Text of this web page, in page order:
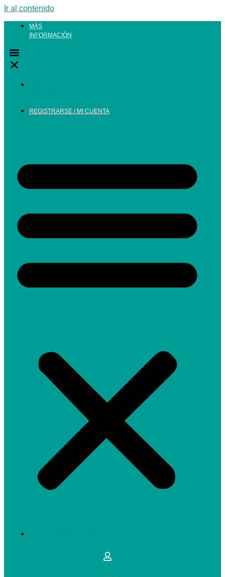
Ir al contenido
MÁS
INFORMACIÓN
REGISTRARSE / MI CUENTA